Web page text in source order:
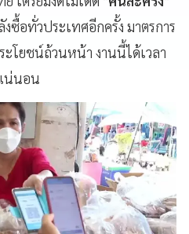
ซื้อทั่วประเทศอีกครั้ง มาตรการ
ะโยชน์ถ้วนหน้า งานนี้ได้เวลา
น่นอน